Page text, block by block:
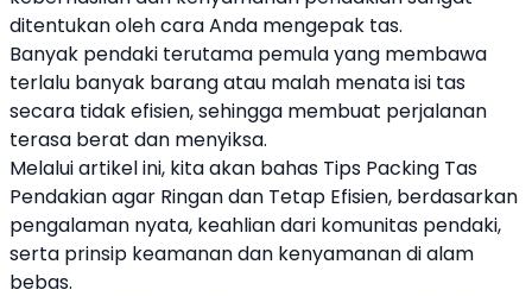
ditentukan oleh cara Anda mengepak tas.
Banyak pendaki terutama pemula yang membawa
terlalu banyak barang atau malah menata isi tas
secara tidak efisien, sehingga membuat perjalanan
terasa berat dan menyiksa.
Melalui artikel ini, kita akan bahas Tips Packing Tas
Pendakianagar Ringan dan Tetap Efisien, berdasarkan
pengalaman nyata, keahlian dari komunitas pendaki,
serta prinsip keamanan dan kenyamanan di alam
bebas.